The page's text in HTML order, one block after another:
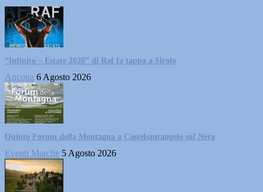
“Infinito – Estate 2026” di Raf fa tappa a Sirolo
Ancona 6 Agosto 2026
Quinto Forum della Montagna a Castelsantangelo sul Nera
Eventi Marche 5 Agosto 2026